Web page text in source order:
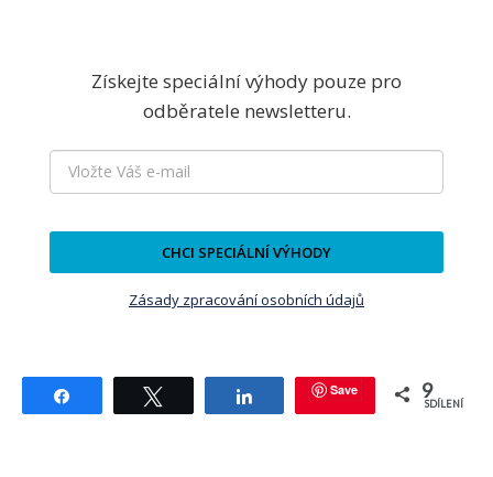
Získejte speciální výhody pouze pro
odběratele newsletteru.
CHCI SPECIÁLNÍ VÝHODY
Zásady zpracování osobních údajů
Tweetnout Save 9
SDÍLENÍ